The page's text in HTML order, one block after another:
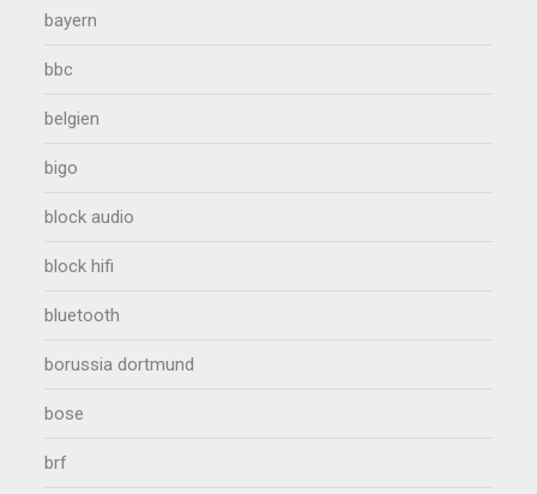
bayern
bbc
belgien
bigo
block audio
block hifi
bluetooth
borussia dortmund
bose
brf